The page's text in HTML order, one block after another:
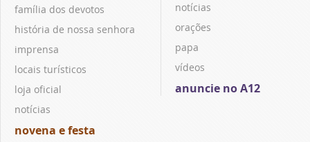
família dos devotos
história de nossa senhora
imprensa
locais turísticos
loja oficial
notícias
novena e festa
notícias
orações
papa
vídeos
anuncie no A12